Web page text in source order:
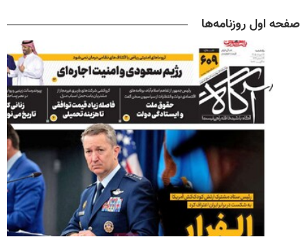
صفحه اول روزنامه‌ها